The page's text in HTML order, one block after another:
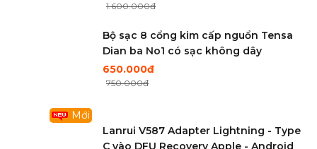
1.600.000đ
Bộ sạc 8 cổng kim cấp nguổn Tensa
Dian ba No1 có sạc không dây
650.000đ
750.000đ
Mới
Lanrui V587 Adapter Lightning - Type
C vào DFU Recovery Apple - Android